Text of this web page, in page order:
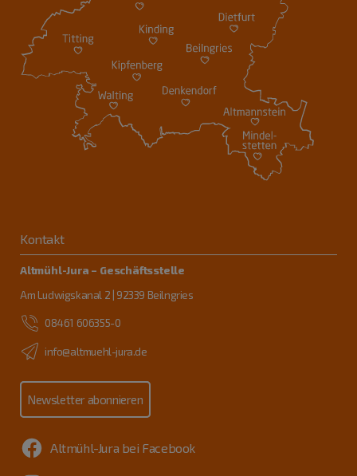
Kontakt
Altmühl-Jura – Geschäftsstelle
Am Ludwigskanal 2 | 92339 Beilngries
08461 606355-0
info@altmuehl-jura.de
Newsletter abonnieren
Altmühl-Jura bei Facebook